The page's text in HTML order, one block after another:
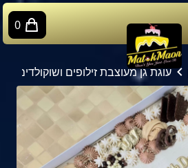
0
עוגת גן מעוצבת זילופים ושוקולדים